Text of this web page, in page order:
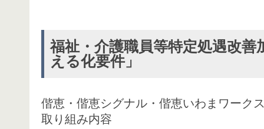
福祉・介護職員等特定処遇改善
える化要件」
偕恵・偕恵シグナル・偕恵いわまワー
取り組み内容